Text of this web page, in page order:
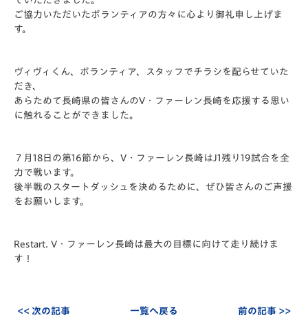
ご協力いただいたボランティアの方々に心より御礼申し上げま
す。
ヴィヴィくん、ボランティア、スタッフでチラシを配らせていた
だき、
あらためて長崎県の皆さんのV・ファーレン長崎を応援する思い
に触れることができました。
７月18日の第16節から、V・ファーレン長崎はJ1残り19試合を全
力で戦います。
後半戦のスタートダッシュを決めるために、ぜひ皆さんのご声援
をお願いします。
Restart. V・ファーレン長崎は最大の目標に向けて走り続けま
す！
<< 次の記事 一覧へ戻る 前の記事 >>